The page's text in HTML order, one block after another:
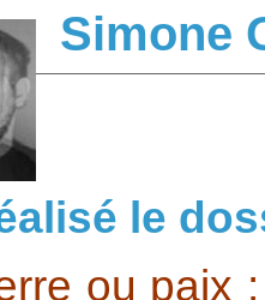
Simone
le
ou paix